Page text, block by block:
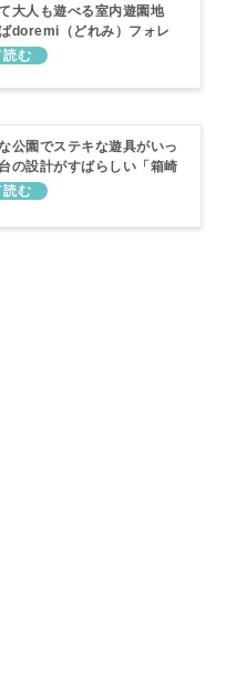
大人も遊べる室内遊園地
ばdoremi（どれみ）フォレ
んだら、爆睡しちゃった
公園でステキな遊具がいっ
の設計がすばらしい「箱崎
なところ？